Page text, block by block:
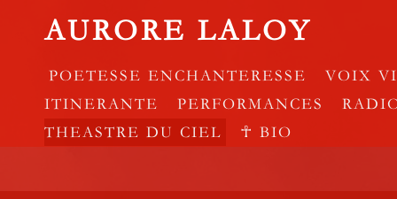
AURORE LALOY
POETESSE ENCHANTERESSE
VOIX
ITINERANTE
PERFORMANCES
THEASTRE DU CIEL
☥ BIO